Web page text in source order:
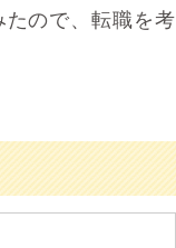
ので、転職を考